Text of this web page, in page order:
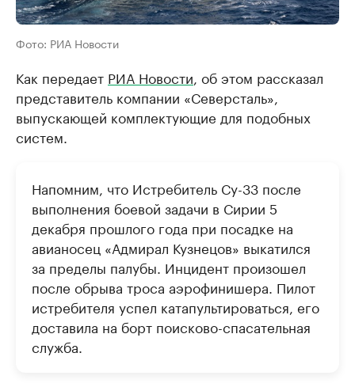
Фото: РИА Новости
Как передает РИА Новости, об этом рассказал
представитель компании «Северсталь»,
выпускающей комплектующие для подобных
систем.
Напомним, что Истребитель Су-33 после
выполнения боевой задачи в Сирии 5
декабря прошлого года при посадке на
авианосец «Адмирал Кузнецов» выкатился
за пределы палубы. Инцидент произошел
после обрыва троса аэрофинишера. Пилот
истребителя успел катапультироваться, его
доставила на борт поисково-спасательная
служба.